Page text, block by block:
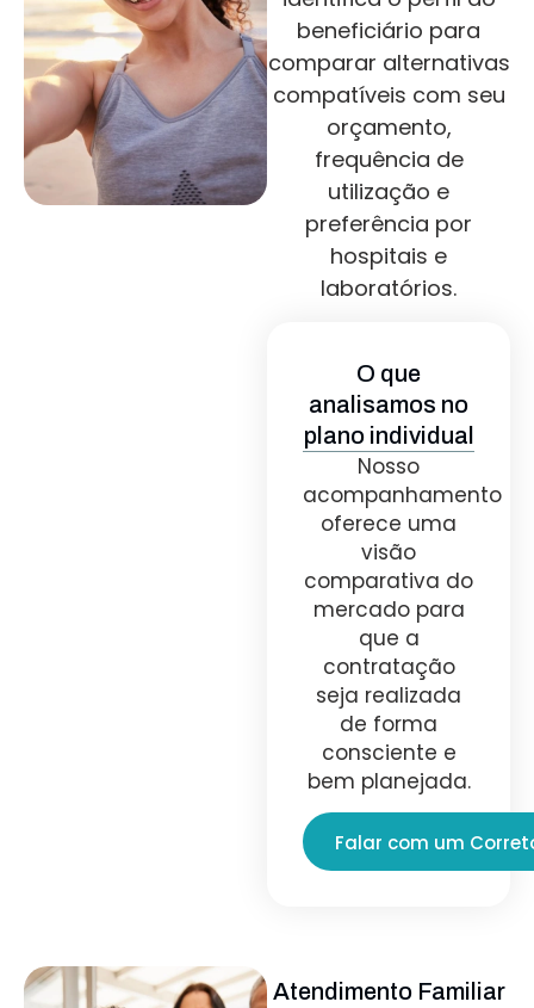
beneficiário para
comparar alternativas
compatíveis com seu
orçamento,
frequência de
utilização e
preferência por
hospitais e
laboratórios.
O que
analisamos no
plano individual
Nosso
acompanhamento
oferece uma
visão
comparativa do
mercado para
que a
contratação
seja realizada
de forma
consciente e
bem planejada.
Falar com um
Atendimento Familiar